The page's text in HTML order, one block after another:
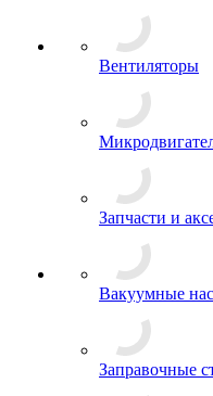
Вентиляторы
Запчасти и
Вакуумные
Заправочные